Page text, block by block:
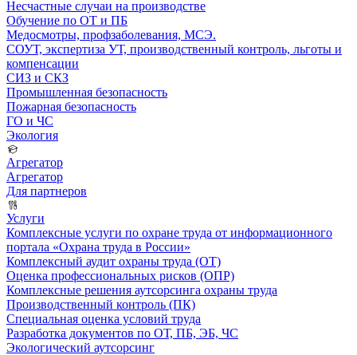
Несчастные случаи на производстве
Обучение по ОТ и ПБ
Медосмотры, профзаболевания, МСЭ.
СОУТ, экспертиза УТ, производственный контроль, льготы и
компенсации
СИЗ и СКЗ
Промышленная безопасность
Пожарная безопасность
ГО и ЧС
Экология
Агрегатор
Агрегатор
Для партнеров
Услуги
Комплексные услуги по охране труда от информационного
портала «Охрана труда в России»
Комплексный аудит охраны труда (ОТ)
Оценка профессиональных рисков (ОПР)
Комплексные решения аутсорсинга охраны труда
Производственный контроль (ПК)
Специальная оценка условий труда
Разработка документов по ОТ, ПБ, ЭБ, ЧС
Экологический аутсорсинг